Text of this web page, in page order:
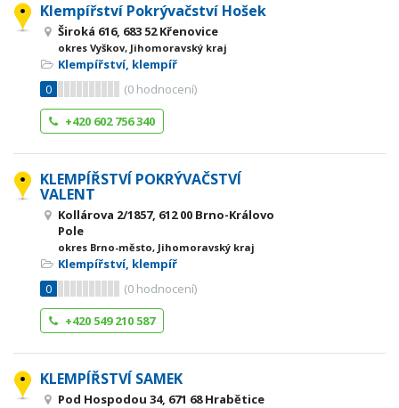
Klempířství Pokrývačství Hošek
Široká 616, 683 52 Křenovice
okres Vyškov, Jihomoravský kraj
Klempířství, klempíř
0
(0 hodnocení)
+420 602 756 340
KLEMPÍŘSTVÍ POKRÝVAČSTVÍ
VALENT
Kollárova 2/1857, 612 00 Brno-Královo
Pole
okres Brno-město, Jihomoravský kraj
Klempířství, klempíř
0
(0 hodnocení)
+420 549 210 587
KLEMPÍŘSTVÍ SAMEK
Pod Hospodou 34, 671 68 Hrabětice